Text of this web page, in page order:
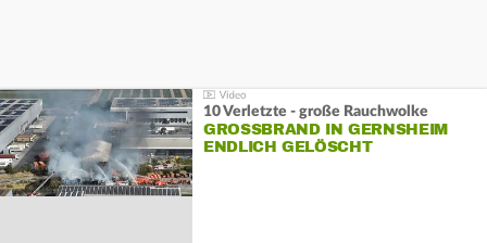
10 Verletzte - große Rauchwolke
GROSSBRAND IN GERNSHEIM E
NDLICH GELÖSCHT